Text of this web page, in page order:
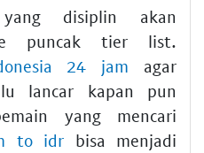
disiplin akan
puncak tier list.
24 jam agar
lancar kapan pun
yang mencari
to idr bisa menjadi